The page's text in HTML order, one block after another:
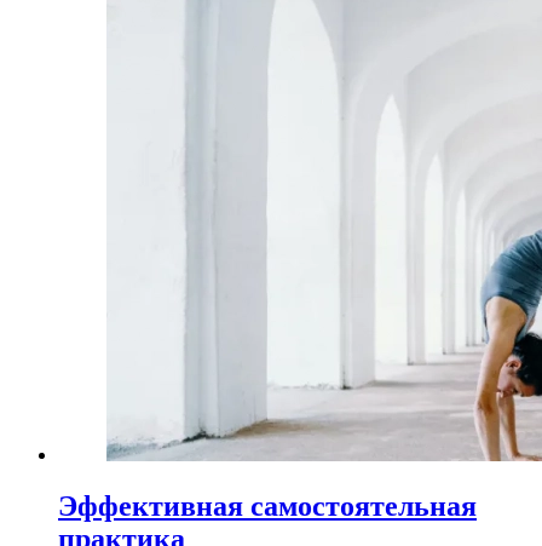
Эффективная самостоятельная
практика